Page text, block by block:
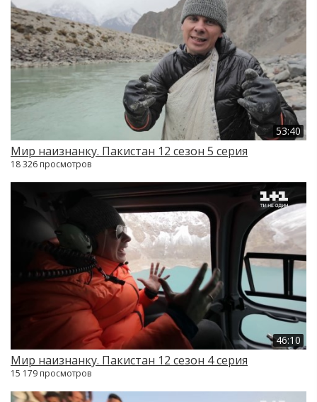
53:40
Мир наизнанку. Пакистан 12 сезон 5 серия
18 326 просмотров
46:10
Мир наизнанку. Пакистан 12 сезон 4 серия
15 179 просмотров